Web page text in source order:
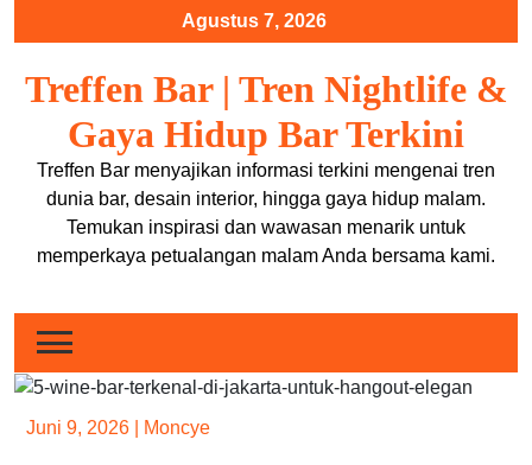
Agustus 7, 2026
Treffen Bar | Tren Nightlife &
Gaya Hidup Bar Terkini
Treffen Bar menyajikan informasi terkini mengenai tren
dunia bar, desain interior, hingga gaya hidup malam.
Temukan inspirasi dan wawasan menarik untuk
memperkaya petualangan malam Anda bersama kami.
Juni 9, 2026 Moncye